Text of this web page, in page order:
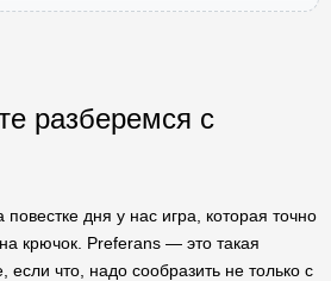
разберемся с
повестке дня у нас игра, которая точно
крючок. Preferans — это такая
если что, надо сообразить не только с